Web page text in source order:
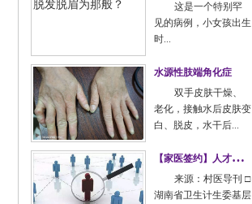
这是一个特别罕
见的病例，小女孩出生
时...
水源性肢端角化症
双手皮肤干燥、
老化，接触水后皮肤变
白、脱皮，水干后...
【
家医签约】人才不足，卫生院长也犯难！
来源：村医导刊 □
湖南省卫生计生委基层